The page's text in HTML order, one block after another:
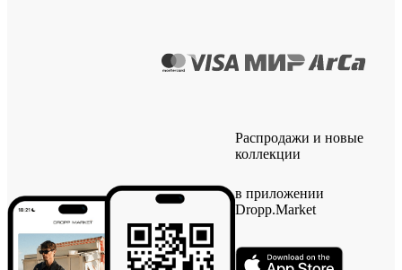
Распродажи и новые
коллекции
в приложении
Dropp.Market